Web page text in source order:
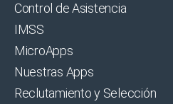
Control de Asistencia
IMSS
MicroApps
Nuestras Apps
Reclutamiento y Selección